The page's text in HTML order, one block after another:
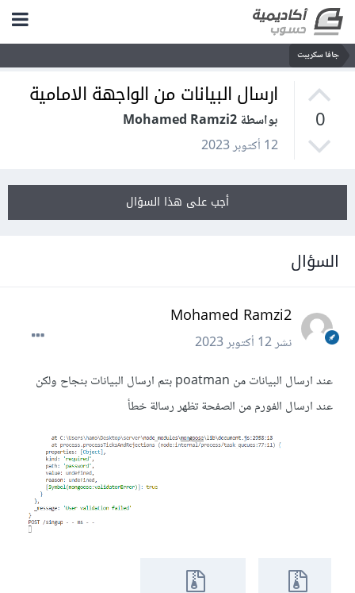
جافا سكريبت
0
ارسال البيانات من الواجهة الامامية
بواسطة Mohamed Ramzi2
12 أكتوبر 2023
أجب على هذا السؤال
السؤال
Mohamed Ramzi2
نشر12 أكتوبر 2023
عند ارسال البيانات من poatman بتم ارسال البيانات بنجاح ولكن
عند ارسال الفورم من الصفحة تظهر رسالة خطأ